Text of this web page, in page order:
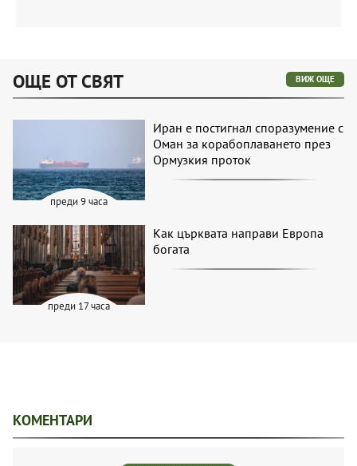
ОЩЕ ОТ СВЯТ ВИЖ ОЩЕ
преди 9 часа
Иран е постигнал споразумение с
Оман за корабоплаването през
Ормузкия проток
преди 17 часа
Как църквата направи Европа
богата
КОМЕНТАРИ